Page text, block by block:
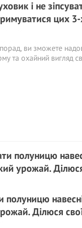
і не
цих
ви зможете
та охайний вигляд
полуницю
Ділюся